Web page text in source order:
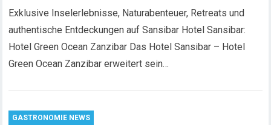
Exklusive Inselerlebnisse, Naturabenteuer, Retreats und
authentische Entdeckungen auf Sansibar Hotel Sansibar:
Hotel Green Ocean Zanzibar Das Hotel Sansibar – Hotel
Green Ocean Zanzibar erweitert sein…
GASTRONOMIE NEWS